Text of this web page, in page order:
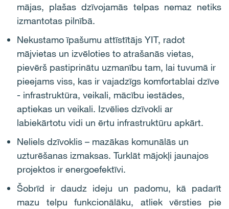
mājas, plašas dzīvojamās telpas nemaz netiks
izmantotas pilnībā.
Nekustamo īpašumu attīstītājs YIT, radot
mājvietas un izvēloties to atrašanās vietas,
pievērš pastiprinātu uzmanību tam, lai tuvumā ir
pieejams viss, kas ir vajadzīgs komfortablai dzīve
- infrastruktūra, veikali, mācību iestādes,
aptiekas un veikali. Izvēlies dzīvokli ar
labiekārtotu vidi un ērtu infrastruktūru apkārt.
Neliels dzīvoklis – mazākas komunālās un
uzturēšanas izmaksas. Turklāt mājokļi jaunajos
projektos ir energoefektīvi.
Šobrīd ir daudz ideju un padomu, kā padarīt
mazu telpu funkcionālāku, atliek vērsties pie